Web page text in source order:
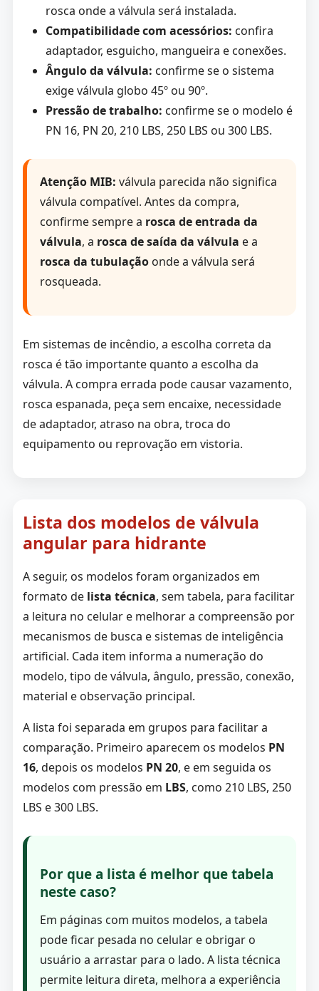
rosca onde a válvula será instalada.
Compatibilidade com acessórios: confira
adaptador, esguicho, mangueira e conexões.
Ângulo da válvula: confirme se o sistema
exige válvula globo 45º ou 90º.
Pressão de trabalho: confirme se o modelo é
PN 16, PN 20, 210 LBS, 250 LBS ou 300 LBS.
Atenção MIB: válvula parecida não significa
válvula compatível. Antes da compra,
confirme sempre a rosca de entrada da
válvula, a rosca de saída da válvula e a
rosca da tubulaçãoonde a válvula será
rosqueada.
Em sistemas de incêndio, a escolha correta da
rosca é tão importante quanto a escolha da
válvula. A compra errada pode causar vazamento,
rosca espanada, peça sem encaixe, necessidade
de adaptador, atraso na obra, troca do
equipamento ou reprovação em vistoria.
Lista dos modelos de válvula
angular para hidrante
A seguir, os modelos foram organizados em
formato de lista técnica, sem tabela, para facilitar
a leitura no celular e melhorar a compreensão por
mecanismos de busca e sistemas de inteligência
artificial. Cada item informa a numeração do
modelo, tipo de válvula, ângulo, pressão, conexão,
material e observação principal.
A lista foi separada em grupos para facilitar a
comparação. Primeiro aparecem os modelos PN
16, depois os modelos PN 20, e em seguida os
modelos com pressão em LBS, como 210 LBS, 250
LBS e 300 LBS.
Por que a lista é melhor que tabela
neste caso?
Em páginas com muitos modelos, a tabela
pode ficar pesada no celular e obrigar o
usuário a arrastar para o lado. A lista técnica
permite leitura direta, melhora a experiência